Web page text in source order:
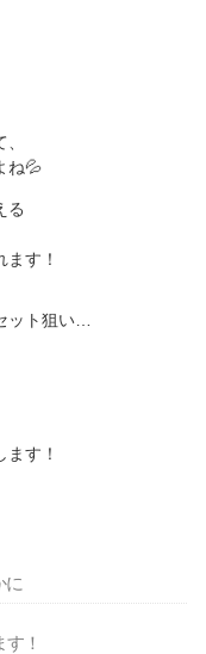
ね💦
る
す！
ット狙い…
す！
に
！